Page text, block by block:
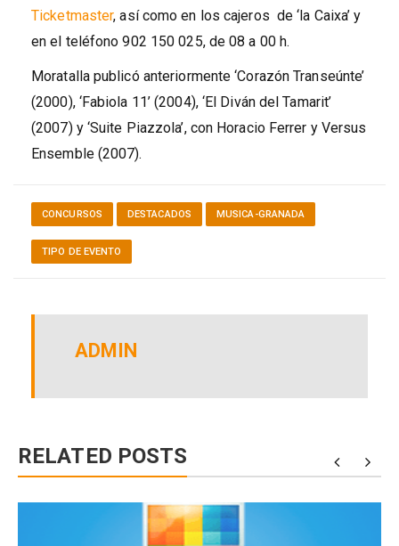
Ticketmaster, así como en los cajeros de ‘la Caixa’ y
en el teléfono 902 150 025, de 08 a 00 h.
Moratalla publicó anteriormente ‘Corazón Transeúnte’
(2000), ‘Fabiola 11’ (2004), ‘El Diván del Tamarit’
(2007) y ‘Suite Piazzola’, con Horacio Ferrer y Versus
Ensemble (2007).
CONCURSOS DESTACADOS MUSICA-GRANADA
TIPO DE EVENTO
ADMIN
RELATED POSTS